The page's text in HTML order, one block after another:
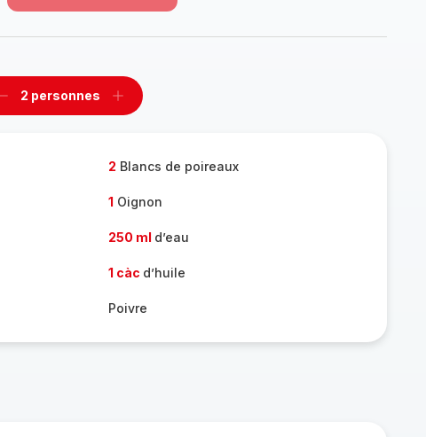
complète
Supprimer
2 personnes
Ajouter
2 Blancs de poireaux
1 Oignon
250 ml d’eau
1 càc d’huile
Poivre